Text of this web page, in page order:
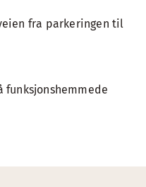
fra parkeringen til